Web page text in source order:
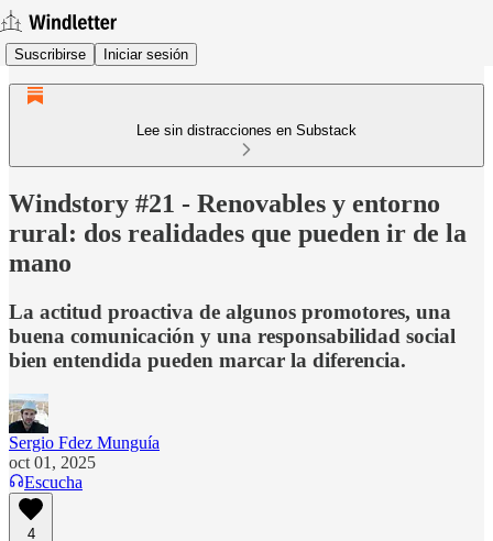
Suscribirse Iniciar sesión
Lee sin distracciones en Substack
Windstory #21 - Renovables y entorno
rural: dos realidades que pueden ir de la
mano
La actitud proactiva de algunos promotores, una
buena comunicación y una responsabilidad social
bien entendida pueden marcar la diferencia.
Sergio Fdez Munguía
oct 01, 2025
Escucha
4